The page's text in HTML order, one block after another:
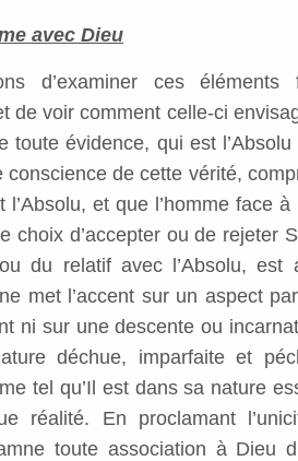
avec Dieu
d’examiner ces éléments
de voir comment celle-ci
toute évidence, qui est
conscience de cette vérité,
l’Absolu, et que l’homme face
choix d’accepter ou de rejeter
du relatif avec l’Absolu,
met l’accent sur un aspect
ni sur une descente ou
déchue, imparfaite et
tel qu’Il est dans sa nature
réalité. En proclamant
toute association à Dieu